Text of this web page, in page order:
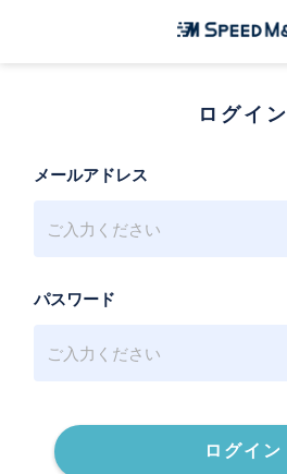
ログイン
メールアドレス
パスワード
ログイン